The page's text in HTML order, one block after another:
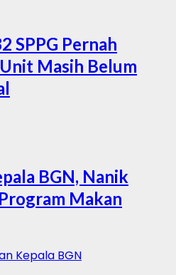
SPPG Pernah
Masih Belum
BGN, Nanik
Makan